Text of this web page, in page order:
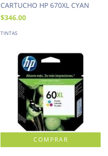
CARTUCHO HP 670XL CYAN
$346.00
TINTAS